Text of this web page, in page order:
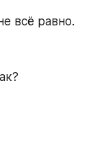
всё равно.